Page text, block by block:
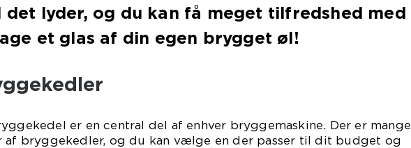
det lyder, og du kan få meget tilfredshed med
et glas af din egen brygget øl!
er en central del af enhver bryggemaskine. Der er mange
af bryggekedler, og du kan vælge en der passer til dit budget og